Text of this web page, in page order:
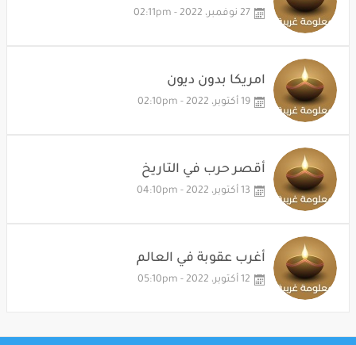
27 نوفمبر، 2022 - 02:11pm
امريكا بدون ديون
19 أكتوبر، 2022 - 02:10pm
أقصر حرب في التاريخ
13 أكتوبر، 2022 - 04:10pm
أغرب عقوبة في العالم
12 أكتوبر، 2022 - 05:10pm